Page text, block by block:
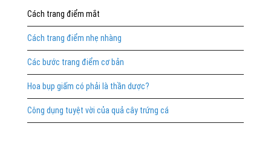
Cách trang điểm mắt
Cách trang điểm nhẹ nhàng
Các bước trang điểm cơ bản
Hoa bụp giấm có phải là thần dược?
Công dụng tuyệt vời của quả cây trứng cá